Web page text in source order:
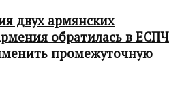
двух армянских
обратилась в ЕСПЧ
промежуточную